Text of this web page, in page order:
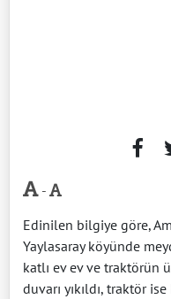
-
Edinilen bilgiye göre,
Yaylasaray köyünde
katlı ev ev ve traktörün
duvarı yıkıldı, traktör